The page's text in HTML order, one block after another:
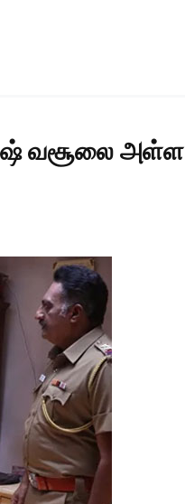
வசூலை அள்ள